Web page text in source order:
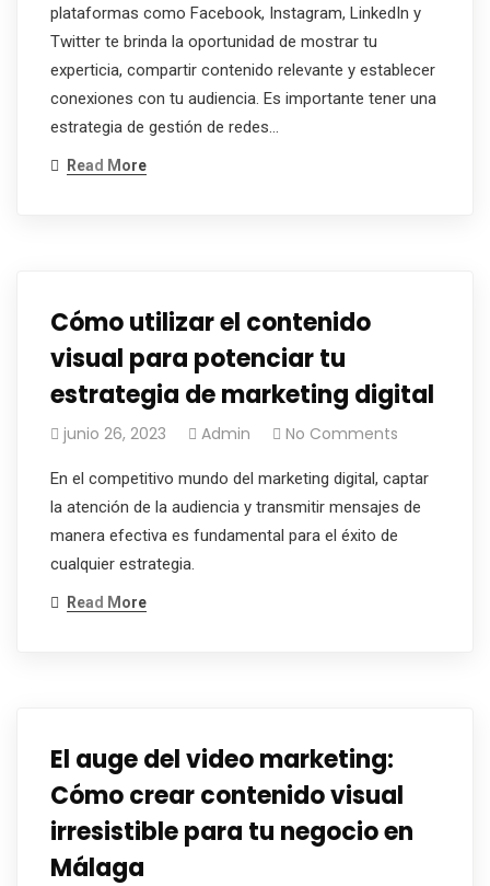
plataformas como Facebook, Instagram, LinkedIn y
Twitter te brinda la oportunidad de mostrar tu
experticia, compartir contenido relevante y establecer
conexiones con tu audiencia. Es importante tener una
estrategia de gestión de redes…
Read More
Cómo utilizar el contenido
visual para potenciar tu
estrategia de marketing digital
junio 26, 2023 Admin No Comments
En el competitivo mundo del marketing digital, captar
la atención de la audiencia y transmitir mensajes de
manera efectiva es fundamental para el éxito de
cualquier estrategia.
Read More
El auge del video marketing:
Cómo crear contenido visual
irresistible para tu negocio en
Málaga